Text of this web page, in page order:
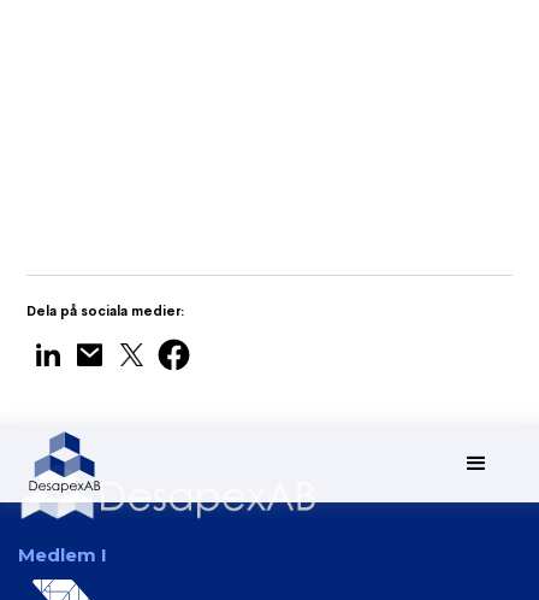
Dela på sociala medier:
Medlem I